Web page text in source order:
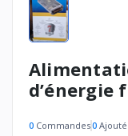
d’énergie
0 Commandes0 Ajouté